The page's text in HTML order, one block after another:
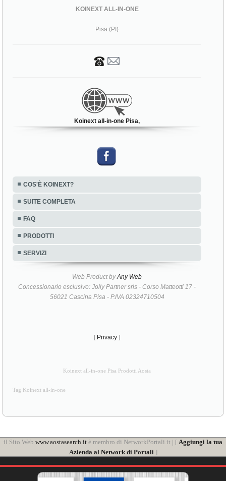
KOINEXT ALL-IN-ONE
Pisa (PI)
Koinext all-in-one Pisa,
COS'È KOINEXT?
SUITE COMPLETA
FAQ
PRODOTTI
SERVIZI
Web Product byAny Web
Concessionario esclusivo: Jolly Partner srls - Corso Matteotti 17 -
56021 Cascina Pisa - P.IVA 02324710504
[ Privacy ]
Koinext all-in-one Pisa Prodotti Aosta
Tag Koinext all-in-one
il Sito Web www.aostasearch.it è membro di NetworkPortali.it | [ Aggiungi la tua
Azienda al Network di Portali]